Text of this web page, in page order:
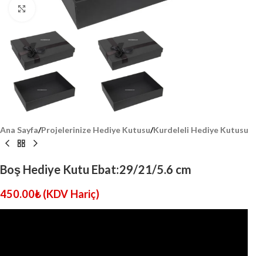
Click to enlarge
Ana Sayfa/Projelerinize Hediye Kutusu/Kurdeleli Hediye Kutusu
Boş Hediye Kutu Ebat:29/21/5.6 cm
450.00₺ (KDV Hariç)